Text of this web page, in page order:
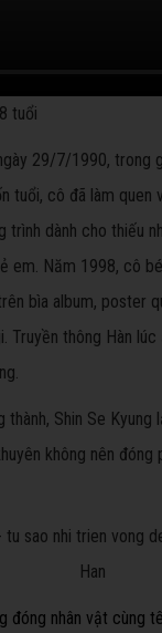
tuổi
29/7/1990, trong
tuổi, cô đã làm quen
trình dành cho thiếu
em. Năm 1998, cô
bìa album, poster
Truyền thông Hàn
thành, Shin Se Kyung
không nên đóng
g đóng nhân vật cùng